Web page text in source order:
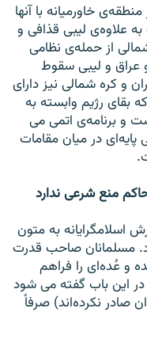
خاورميانه با آنها
علاوه‌ی ليبی قذافی و
از حمله‌ی نظامی
عراق و ليبی سقوط
و کره شمالی نيز دارای
بقای رژيم وابسته به
و برنامه‌ی اتمی می
پايه‌ای در ميان مقامات
به متون
مسلمانان صاحب قدرت
و عُده‌ای را فراهم
در اين باب گفته می شود
صادر نکرده‌اند) صرفاً